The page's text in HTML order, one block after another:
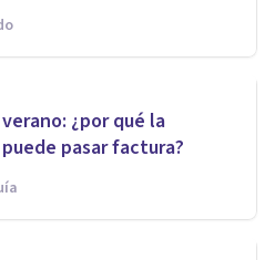
¿por qué la
pasar factura?